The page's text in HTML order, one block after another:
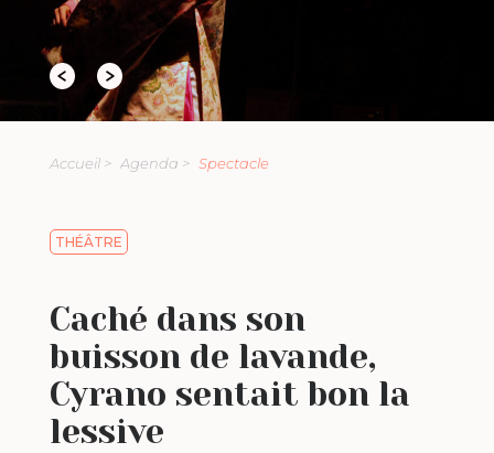
Accueil > Agenda > Spectacle
THÉÂTRE
Caché dans son
buisson de lavande,
Cyrano sentait bon la
lessive